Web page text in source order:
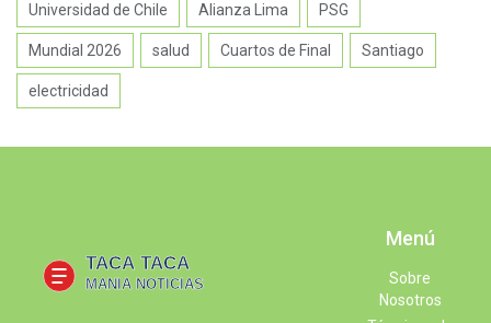
Universidad de Chile Alianza Lima PSG
Mundial 2026 salud Cuartos de Final Santiago
electricidad
Menú
Sobre
Nosotros